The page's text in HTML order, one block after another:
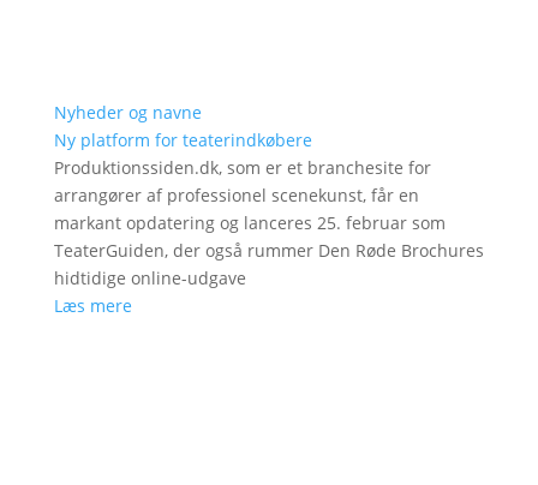
Nyheder og navne
Ny platform for teaterindkøbere
Produktionssiden.dk, som er et branchesite for
arrangører af professionel scenekunst, får en
markant opdatering og lanceres 25. februar som
TeaterGuiden, der også rummer Den Røde Brochures
hidtidige online-udgave
Læs mere